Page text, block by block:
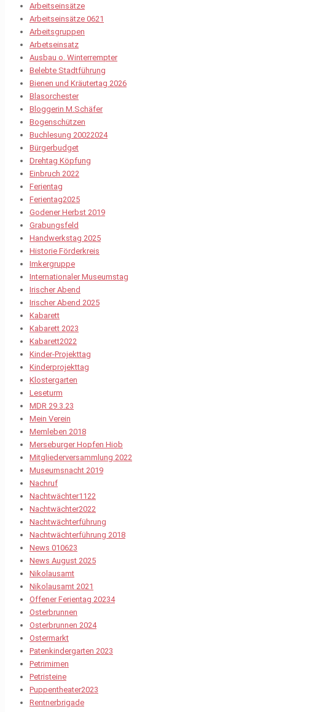
Arbeitseinsätze
Arbeitseinsätze 0621
Arbeitsgruppen
Arbetseinsatz
Ausbau o. Winterrempter
Belebte Stadtführung
Bienen und Kräutertag 2026
Blasorchester
Bloggerin M.Schäfer
Bogenschützen
Buchlesung 20022024
Bürgerbudget
Drehtag Köpfung
Einbruch 2022
Ferientag
Ferientag2025
Godener Herbst 2019
Grabungsfeld
Handwerkstag 2025
Historie Förderkreis
Imkergruppe
Internationaler Museumstag
Irischer Abend
Irischer Abend 2025
Kabarett
Kabarett 2023
Kabarett2022
Kinder-Projekttag
Kinderprojekttag
Klostergarten
Leseturm
MDR 29.3.23
Mein Verein
Memleben 2018
Merseburger Hopfen Hiob
Mitgliederversammlung 2022
Museumsnacht 2019
Nachruf
Nachtwächter1122
Nachtwächter2022
Nachtwächterführung
Nachtwächterführung 2018
News 010623
News August 2025
Nikolausamt
Nikolausamt 2021
Offener Ferientag 20234
Osterbrunnen
Osterbrunnen 2024
Ostermarkt
Patenkindergarten 2023
Petrimimen
Petristeine
Puppentheater2023
Rentnerbrigade